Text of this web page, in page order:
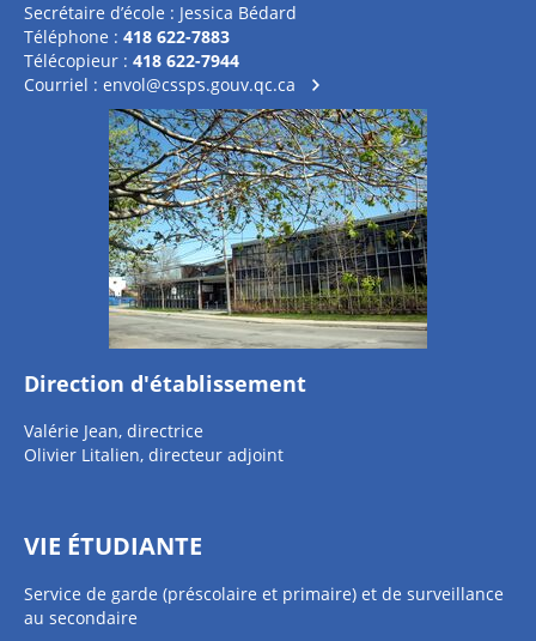
Secrétaire d’école : Jessica Bédard
Téléphone : 418 622-7883
Télécopieur : 418 622-7944
Courriel : envol@cssps.gouv.qc.ca
Direction d'établissement
Valérie Jean, directrice
Olivier Litalien, directeur adjoint
VIE ÉTUDIANTE
Service de garde (préscolaire et primaire) et de surveillance
au secondaire